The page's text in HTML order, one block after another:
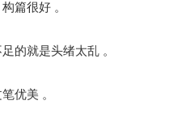
篇很好 。
的就是头绪太乱 。
优美 。